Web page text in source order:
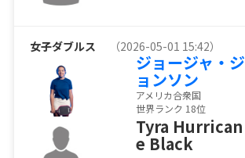
女子ダブルス （2026-05-01 15:42）
ジョージャ・ジ
ョンソン
アメリカ合衆国
世界ランク 18位
Tyra Hurrican
e Black